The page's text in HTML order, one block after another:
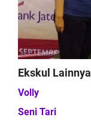
Ekskul Lainnya
Volly
Seni Tari